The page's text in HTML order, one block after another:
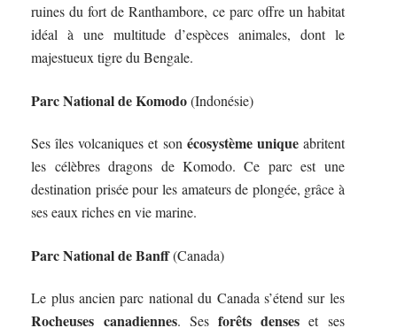
ruines du fort de Ranthambore, ce parc offre un habitat
idéal à une multitude d’espèces animales, dont le
majestueux tigre du Bengale.
Parc National de Komodo(Indonésie)
Ses îles volcaniques et son écosystème uniqueabritent
les célèbres dragons de Komodo. Ce parc est une
destination prisée pour les amateurs de plongée, grâce à
ses eaux riches en vie marine.
Parc National de Banff(Canada)
Le plus ancien parc national du Canada s’étend sur les
Rocheuses canadiennes. Sesforêts denses et ses